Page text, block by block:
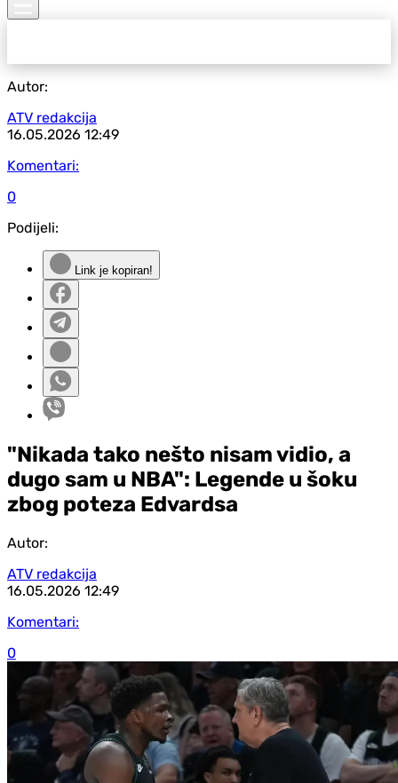
Autor:
ATV redakcija
16.05.2026 12:49
Komentari:
0
Podijeli:
Link je kopiran!
"Nikada tako nešto nisam vidio, a
dugo sam u NBA": Legende u šoku
zbog poteza Edvardsa
Autor:
ATV redakcija
16.05.2026 12:49
Komentari:
0